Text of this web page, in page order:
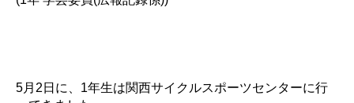
5月2日に、1年生は関西サイクルスポーツセンターに行